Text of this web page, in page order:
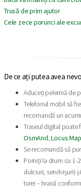
Trusă de prim ajutor
Cele zece porunci ale
De ce ați putea avea
Aduceți pelerină de
Telefonul mobil să
recomandă un
Traseul digital poate
OsmAnd,Locus Map
Se recomandă să
Porniți la drum cu 1-
dulciuri, sendvișuri)
turei – hrană